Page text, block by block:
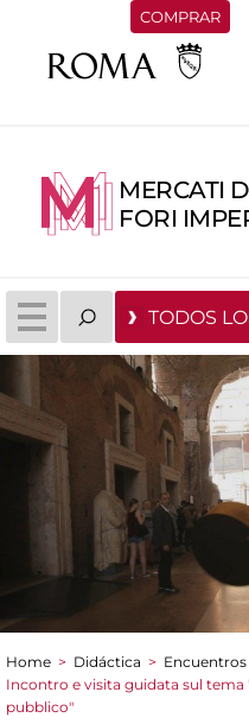
COMPRAR
MERCATI
FORI
TODOS
You are here
Home > Didáctica >
Incontro e visita guidata sul tema
pubblico"